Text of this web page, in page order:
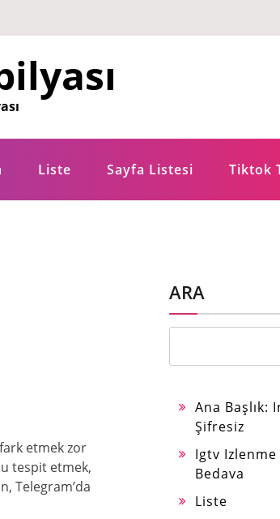
Liste Sayfa Listesi Tiktok
etmek zor
tespit etmek,
Telegram’da
ARA
Ana Başlık:
Şifresiz
Igtv
Bedava
Liste